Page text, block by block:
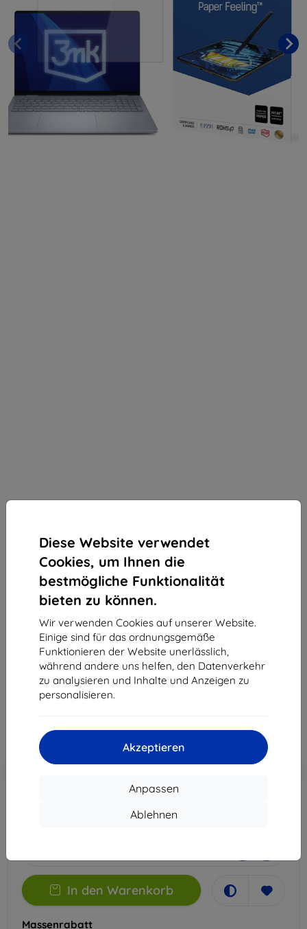
Diese Website verwendet
Cookies, um Ihnen die
bestmögliche Funktionalität
bieten zu können.
Wir verwenden Cookies auf unserer Website.
Einige sind für das ordnungsgemäße
Funktionieren der Website unerlässlich,
während andere uns helfen, den Datenverkehr
zu analysieren und Inhalte und Anzeigen zu
personalisieren.
Akzeptieren
Anpassen
Ablehnen
3mk Paper Feeling Schutzfolie für Dell 16 Plus 2in1
(0625)
Geeignet für: Dell 16 Plus
31,90 €
28,71 €
ohne MWSt24,13 €
Rabatt mit Gutschein
In den
In den Warenkorb
Massenrabatt